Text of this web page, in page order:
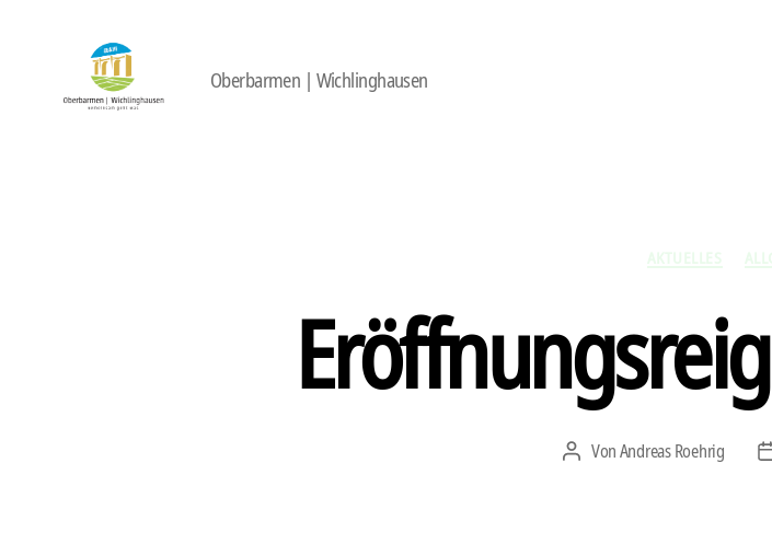
Oberbarmen | Wichlinghausen
Beitragsautor
VonAndreas Roehrig